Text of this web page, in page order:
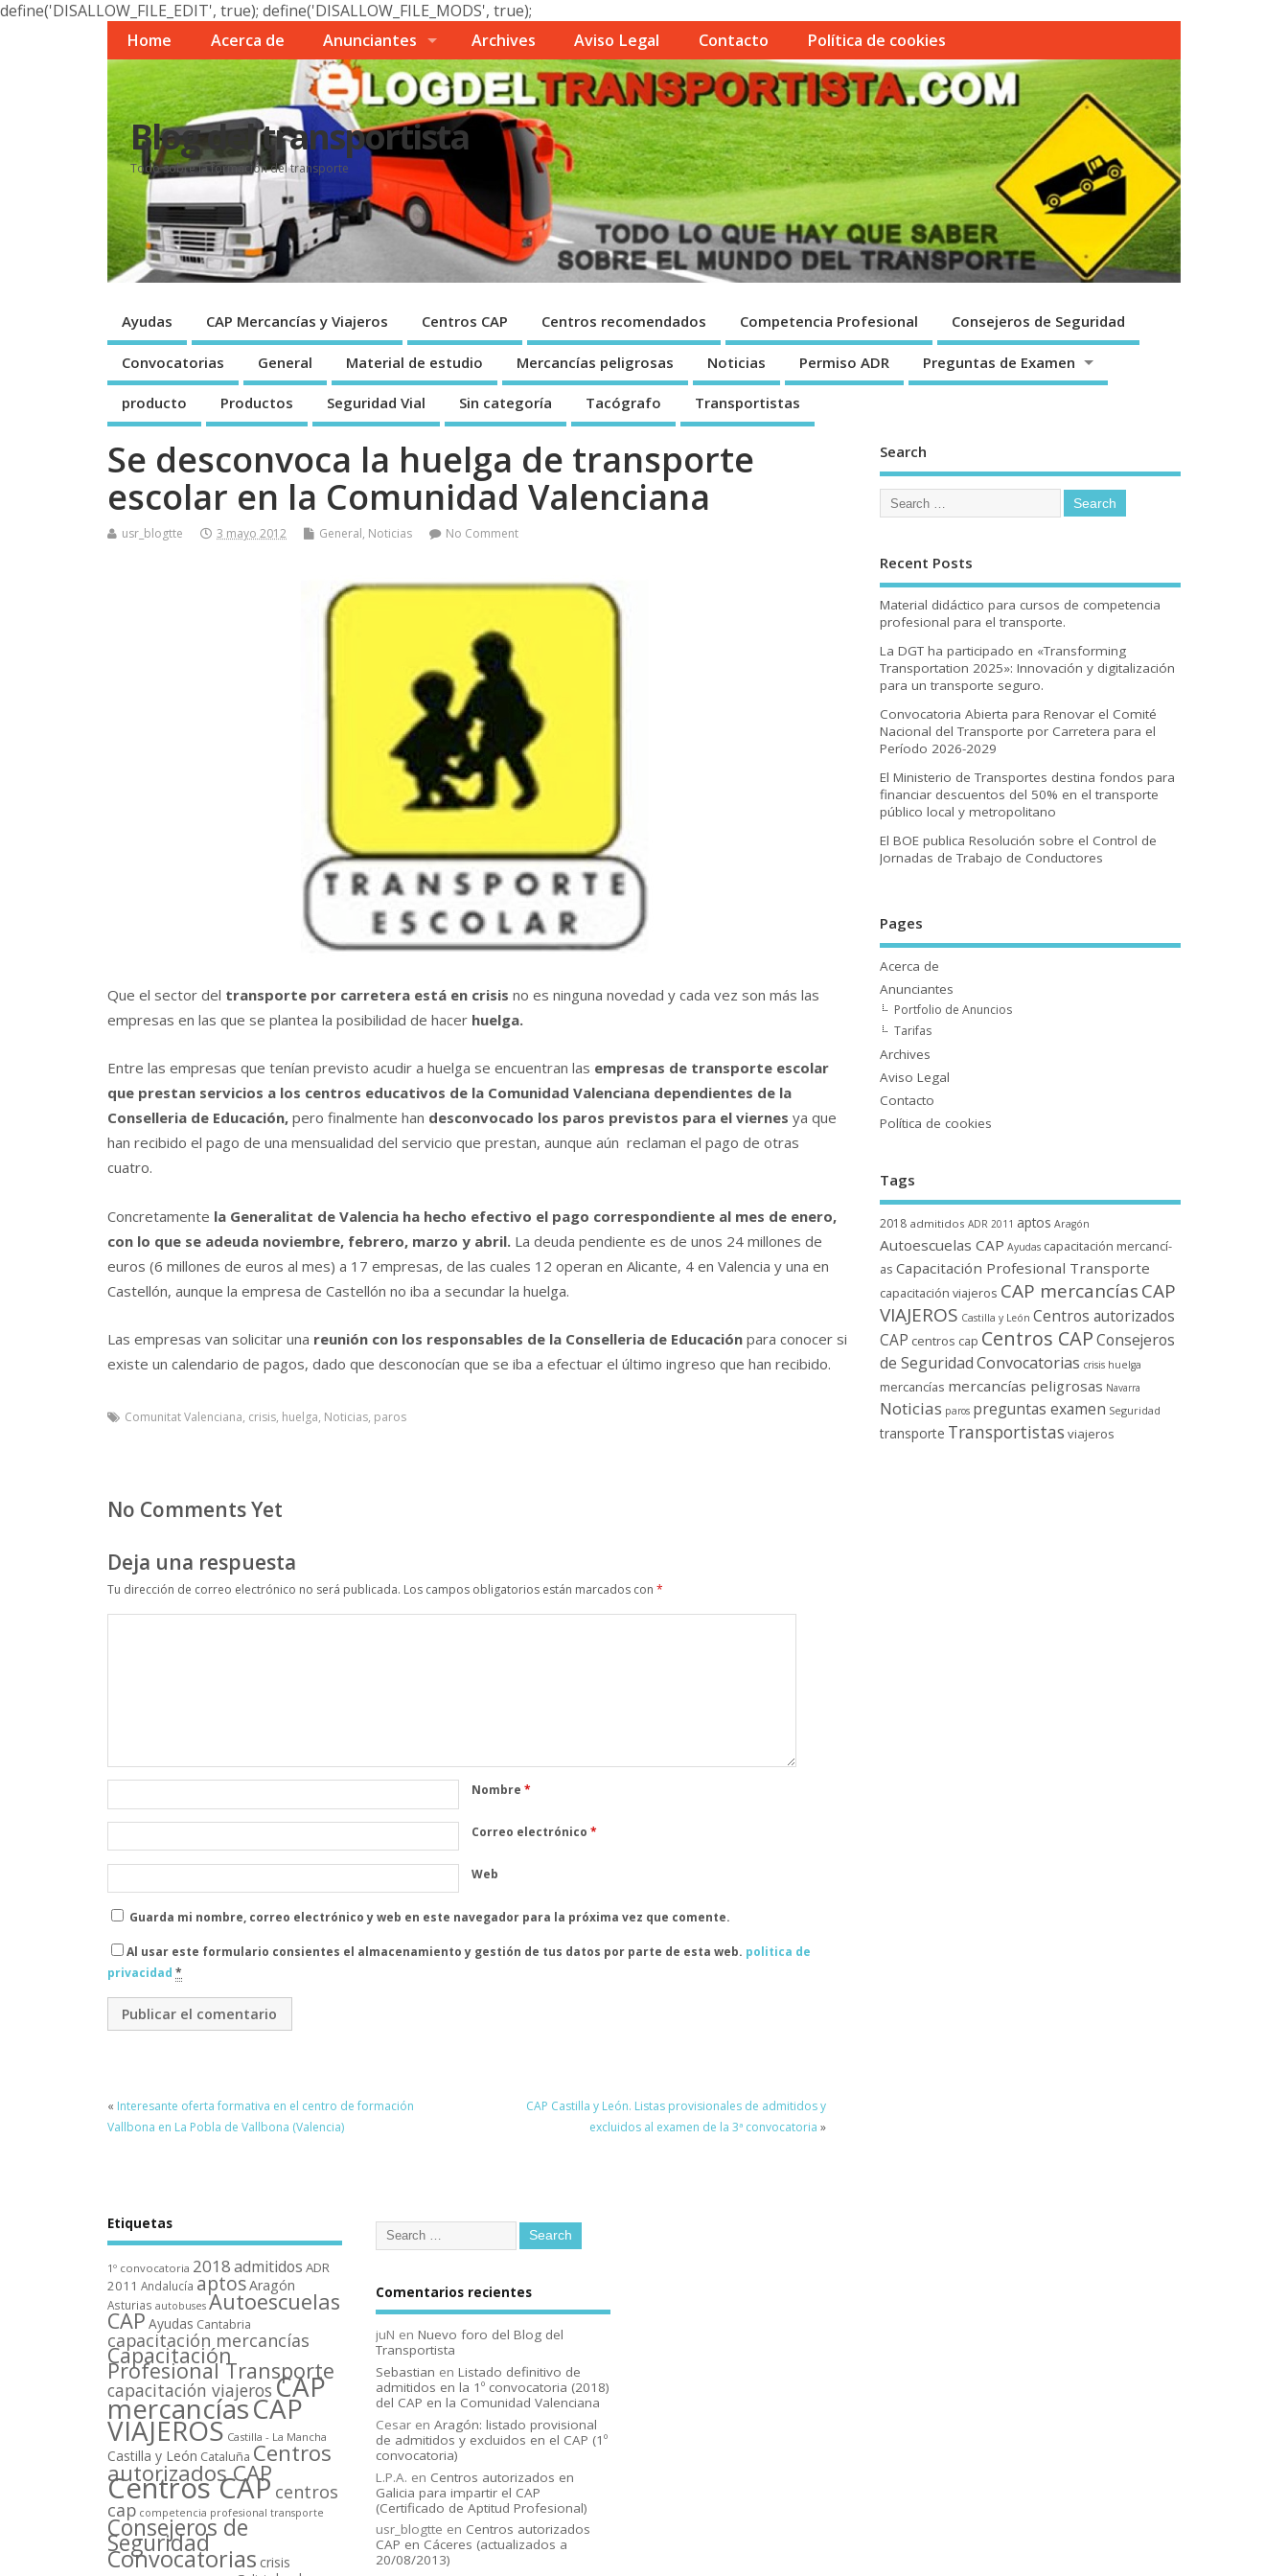
define('DISALLOW_FILE_EDIT', true); define('DISALLOW_FILE_MODS', true);
Home
Acerca de Anunciantes Archives Aviso Legal Contacto Polí­tica de cookies
Blog del transportista
Todo sobre la formación del transporte
Ayudas CAP Mercancí­as y Viajeros Centros CAP Centros recomendados Competencia Profesional Consejeros de Seguridad
Convocatorias General Material de estudio Mercancí­as peligrosas Noticias Permiso ADR Preguntas de Examen
producto Productos Seguridad Vial Sin categorí­a Tacógrafo Transportistas
Se desconvoca la huelga de transporte
escolar en la Comunidad Valenciana
usr_blogtte 3 mayo 2012 General, Noticias No Comment
Que el sector del transporte por carretera está en crisis no es ninguna novedad y cada vez son más las
empresas en las que se plantea la posibilidad de hacer huelga.
Entre las empresas que tení­an previsto acudir a huelga se encuentran las empresas de transporte escolar
que prestan servicios a los centros educativos de la Comunidad Valenciana dependientes de la
Conselleria de Educación, pero finalmente han desconvocado los paros previstos para el viernes ya que
han recibido el pago de una mensualidad del servicio que prestan, aunque aún reclaman el pago de otras
cuatro.
Concretamente la Generalitat de Valencia ha hecho efectivo el pago correspondiente al mes de enero,
con lo que se adeuda noviembre, febrero, marzo y abril. La deuda pendiente es de unos 24 millones de
euros (6 millones de euros al mes) a 17 empresas, de las cuales 12 operan en Alicante, 4 en Valencia y una en
Castellón, aunque la empresa de Castellón no iba a secundar la huelga.
Las empresas van solicitar una reunión con los responsables de la Conselleria de Educación para conocer si
existe un calendario de pagos, dado que desconocí­an que se iba a efectuar el último ingreso que han recibido.
Comunitat Valenciana, crisis, huelga, Noticias, paros
No Comments Yet
Deja una respuesta
Tu dirección de correo electrónico no será publicada. Los campos obligatorios están marcados con *
Nombre*
Correo electrónico*
Web
Guarda mi nombre, correo electrónico y web en este navegador para la próxima vez que comente.
Al usar este formulario consientes el almacenamiento y gestión de tus datos por parte de esta web. politica de
privacidad *
« Interesante oferta formativa en el centro de formación
Vallbona en La Pobla de Vallbona (Valencia)
CAP Castilla y León. Listas provisionales de admitidos y
excluidos al examen de la 3ª convocatoria »
Search
Recent Posts
Material didáctico para cursos de competencia
profesional para el transporte.
La DGT ha participado en «Transforming
Transportation 2025»: Innovación y digitalización
para un transporte seguro.
Convocatoria Abierta para Renovar el Comité
Nacional del Transporte por Carretera para el
Período 2026-2029
El Ministerio de Transportes destina fondos para
financiar descuentos del 50% en el transporte
público local y metropolitano
El BOE publica Resolución sobre el Control de
Jornadas de Trabajo de Conductores
Pages
Acerca de
Anunciantes
Portfolio de Anuncios
Tarifas
Archives
Aviso Legal
Contacto
Polí­tica de cookies
Tags
2018 admitidos ADR 2011 aptos Aragón
Autoescuelas CAP Ayudas capacitación mercancí­
as Capacitación Profesional Transporte
capacitación viajeros CAP mercancí­asCAP
VIAJEROS Castilla y León Centros autorizados
CAP centros cap Centros CAP Consejeros
de Seguridad Convocatorias crisis huelga
mercancí­as mercancí­as peligrosas Navarra
Noticias paros preguntas examen Seguridad
transporte Transportistas viajeros
Etiquetas
1º convocatoria 2018admitidos ADR
2011 Andalucí­a aptosAragón
Asturias autobuses Autoescuelas
CAP Ayudas Cantabria
capacitación mercancí­as
Capacitación
Profesional Transporte
capacitación viajerosCAP
mercancí­asCAP
VIAJEROS Castilla - La Mancha
Castilla y León Cataluña Centros
autorizados CAP
Centros CAP centros
cap competencia profesional transporte
Consejeros de
Seguridad
Convocatorias crisis
Comentarios recientes
juN en Nuevo foro del Blog del
Transportista
Sebastian en Listado definitivo de
admitidos en la 1º convocatoria (2018)
del CAP en la Comunidad Valenciana
Cesaren Aragón: listado provisional
de admitidos y excluidos en el CAP (1º
convocatoria)
L.P.A. en Centros autorizados en
Galicia para impartir el CAP
(Certificado de Aptitud Profesional)
usr_blogtte en Centros autorizados
CAP en Cáceres (actualizados a
20/08/2013)